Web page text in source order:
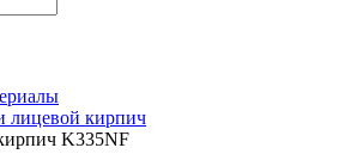
лицевой кирпич
K335NF